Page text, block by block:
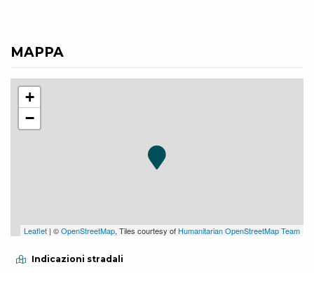
MAPPA
+
−
Leaflet | ©OpenStreetMap, Tiles courtesy of Humanitarian OpenStreetMap Team
Indicazioni stradali